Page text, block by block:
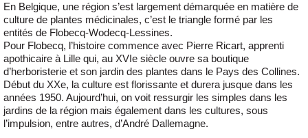
En Belgique, une région s’est largement démarquée en matière de
culture de plantes médicinales, c’est le triangle formé par les
entités de Flobecq-Wodecq-Lessines.
Pour Flobecq, l’histoire commence avec Pierre Ricart, apprenti
apothicaire à Lille qui, au XVIe siècle ouvre sa boutique
d’herboristerie et son jardin des plantes dans le Pays des Collines.
Début du XXe, la culture est florissante et durera jusque dans les
années 1950. Aujourd’hui, on voit ressurgir les simples dans les
jardins de la région mais également dans les cultures, sous
l’impulsion, entre autres, d’André Dallemagne.